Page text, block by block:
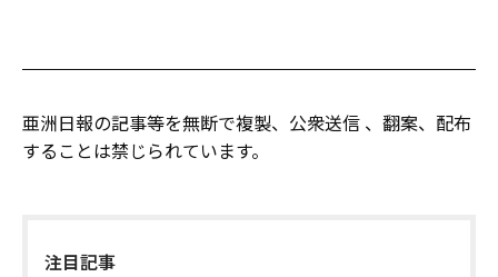
亜洲日報の記事等を無断で複製、公衆送信 、翻案、配布
することは禁じられています。
注目記事